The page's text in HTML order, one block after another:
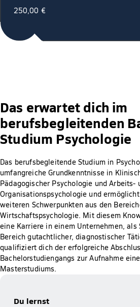
250,00 €
Das erwartet dich im
berufsbegleitenden
Studium Psychologie
Das berufsbegleitende Studium in
umfangreiche Grundkenntnisse in
Pädagogischer Psychologie und Arbeits-
Organisationspsychologie und
weiteren Schwerpunkten aus den
Wirtschaftspsychologie. Mit diesem
eine Karriere in einem Unternehmen,
Bereich gutachtlicher, diagnostischer
qualifiziert dich der erfolgreiche
Bachelorstudiengangs zur Aufnahme
Masterstudiums.
Du lernst